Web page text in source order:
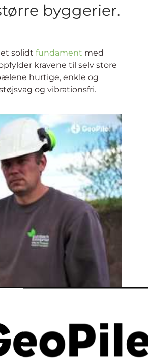
gravemaskine – uden at
klare hele funderingen i
pælene er sat i jorden.
ned uden at skabe
for følgeskader på
på to meter, så de
samles undervejs i
bærende jordlag i